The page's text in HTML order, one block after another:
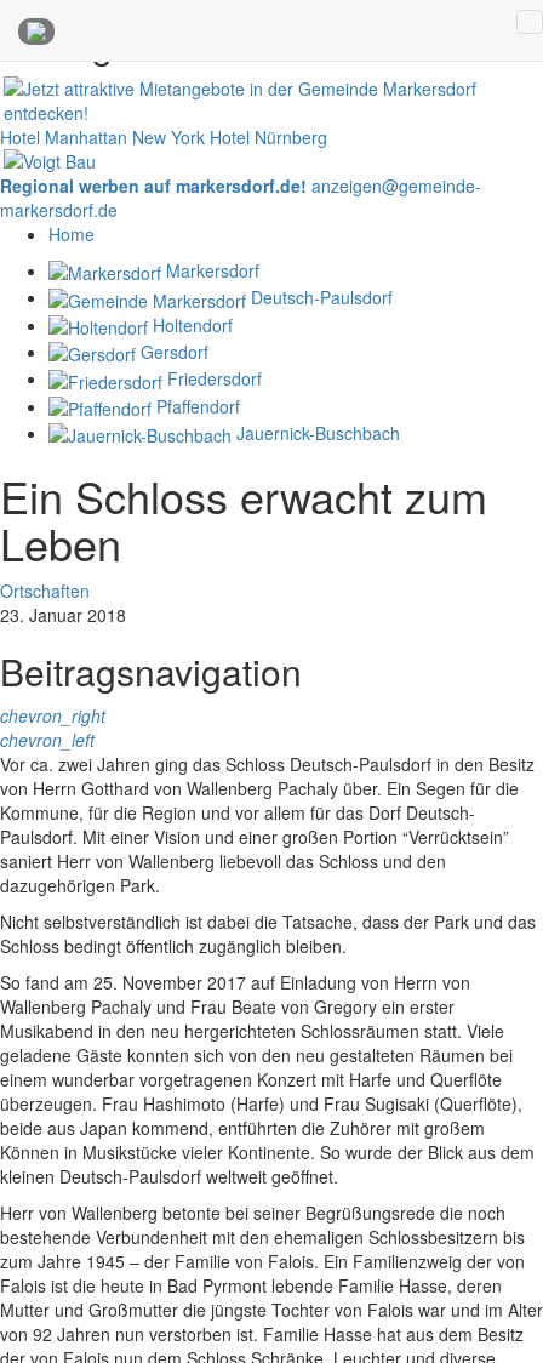
Anzeigen
Hotel Manhattan New York Hotel Nürnberg
Regional werben auf markersdorf.de! anzeigen@gemeinde-
markersdorf.de
Home
Markersdorf
Deutsch-Paulsdorf
Holtendorf
Gersdorf
Friedersdorf
Pfaffendorf
Jauernick-Buschbach
Ein Schloss erwacht zum
Leben
Ortschaften
23. Januar 2018
Beitragsnavigation
chevron_right
chevron_left
Vor ca. zwei Jahren ging das Schloss Deutsch-Paulsdorf in den Besitz
von Herrn Gotthard von Wallenberg Pachaly über. Ein Segen für die
Kommune, für die Region und vor allem für das Dorf Deutsch-
Paulsdorf. Mit einer Vision und einer großen Portion “Verrücktsein”
saniert Herr von Wallenberg liebevoll das Schloss und den
dazugehörigen Park.
Nicht selbstverständlich ist dabei die Tatsache, dass der Park und das
Schloss bedingt öffentlich zugänglich bleiben.
So fand am 25. November 2017 auf Einladung von Herrn von
Wallenberg Pachaly und Frau Beate von Gregory ein erster
Musikabend in den neu hergerichteten Schlossräumen statt. Viele
geladene Gäste konnten sich von den neu gestalteten Räumen bei
einem wunderbar vorgetragenen Konzert mit Harfe und Querflöte
überzeugen. Frau Hashimoto (Harfe) und Frau Sugisaki (Querflöte),
beide aus Japan kommend, entführten die Zuhörer mit großem
Können in Musikstücke vieler Kontinente. So wurde der Blick aus dem
kleinen Deutsch-Paulsdorf weltweit geöffnet.
Herr von Wallenberg betonte bei seiner Begrüßungsrede die noch
bestehende Verbundenheit mit den ehemaligen Schlossbesitzern bis
zum Jahre 1945 – der Familie von Falois. Ein Familienzweig der von
Falois ist die heute in Bad Pyrmont lebende Familie Hasse, deren
Mutter und Großmutter die jüngste Tochter von Falois war und im Alter
von 92 Jahren nun verstorben ist. Familie Hasse hat aus dem Besitz